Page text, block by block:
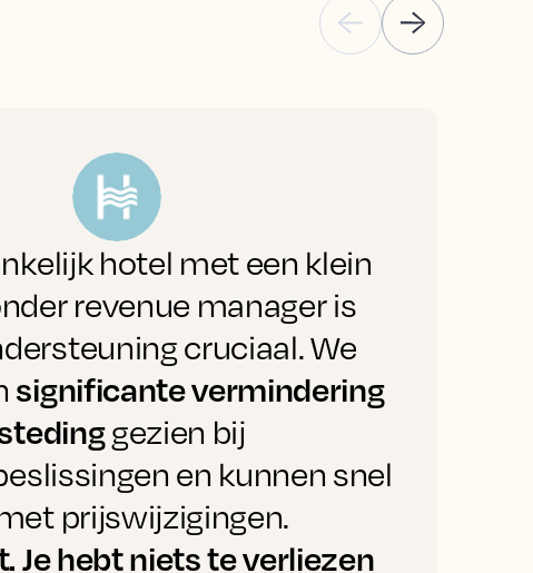
hotel met een klein
revenue manager is
cruciaal. We
significante vermindering
gezien bij
en kunnen snel
prijswijzigingen.
Je hebt niets te verliezen